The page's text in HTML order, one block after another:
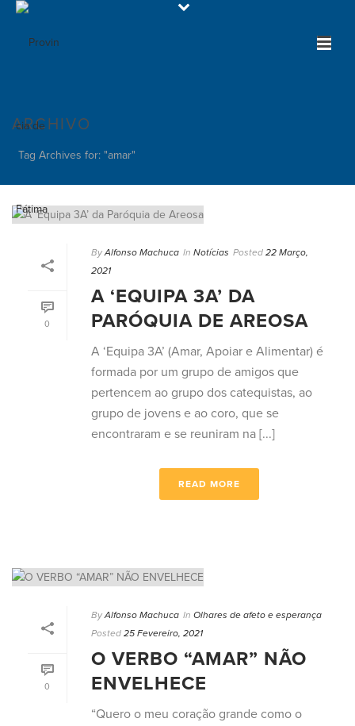
ARCHIVO
Tag Archives for: "amar"
0
By Alfonso Machuca In Notícias Posted 22 Março,
2021
A ‘EQUIPA 3A’ DA
PARÓQUIA DE AREOSA
A ‘Equipa 3A’ (Amar, Apoiar e Alimentar) é
formada por um grupo de amigos que
pertencem ao grupo dos catequistas, ao
grupo de jovens e ao coro, que se
encontraram e se reuniram na [...]
READ MORE
0
By Alfonso Machuca In Olhares de afeto e esperança
Posted 25 Fevereiro, 2021
O VERBO “AMAR” NÃO
ENVELHECE
“Quero o meu coração grande como o